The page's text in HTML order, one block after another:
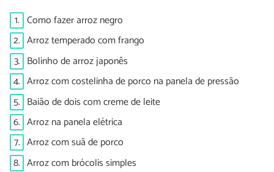
1. Como fazer arroz negro
2. Arroz temperado com frango
3. Bolinho de arroz japonês
4. Arroz com costelinha de porco na panela de pressão
5. Baião de dois com creme de leite
6. Arroz na panela elétrica
7. Arroz com suã de porco
8. Arroz com brócolis simples